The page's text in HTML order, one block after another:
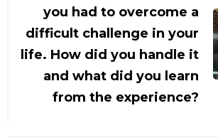
you had to overcome a
difficult challenge in your
life. How did you handle it
and what did you learn
from the experience?